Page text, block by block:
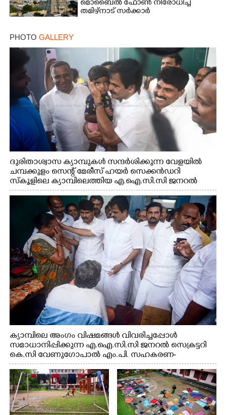
മൊബൈൽ ഫോൺ നിരോധിച്ച്
തമിഴ്നാട് സർക്കാർ
PHOTO GALLERY
ദുരിതാശ്വാസ ക്യാമ്പുകൾ സന്ദർശിക്കുന്ന വേളയിൽ
ചമ്പക്കുളം സെന്റ് മേരീസ് ഹയർ സെക്കൻഡറി
സ്കൂളിലെ ക്യാമ്പിലെത്തിയ എ.ഐ.സി.സി ജനറൽ
സെക്രട്ടറി കെ.സി വേണുഗോപാൽ എം.പി കുരുന്നിനെ
എടുത്ത് ലാളിച്ചപ്പോൾ. സഹകരണ-എക്സൈസ്
വകുപ്പ് മന്ത്രി എം. ലിജു, കൃഷിവകുപ്പ് മന്ത്രി ടി. സിദ്ദിഖ്,
റെജി ചെറിയാൻ എം. എൽ. എ എന്നിവർ സമീപം
ക്യാമ്പിലെ അംഗം വിഷമങ്ങൾ വിവരിച്ചപ്പോൾ
സമാധാനിപ്പിക്കുന്ന എ.ഐ.സി.സി ജനറൽ സെക്രട്ടറി
കെ.സി വേണുഗോപാൽ എം.പി. സഹകരണ-
എക്സൈസ് വകുപ്പ് മന്ത്രി എം. ലിജു, എന്നിവർ